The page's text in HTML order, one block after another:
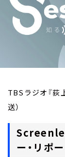
TBSラジオ『荻
送）
ー・リポ